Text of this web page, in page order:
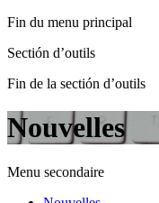
Fin du menu principal
Sectión d’outils
Fin de la sectión d’outils
Nouvelles
Menu secondaire